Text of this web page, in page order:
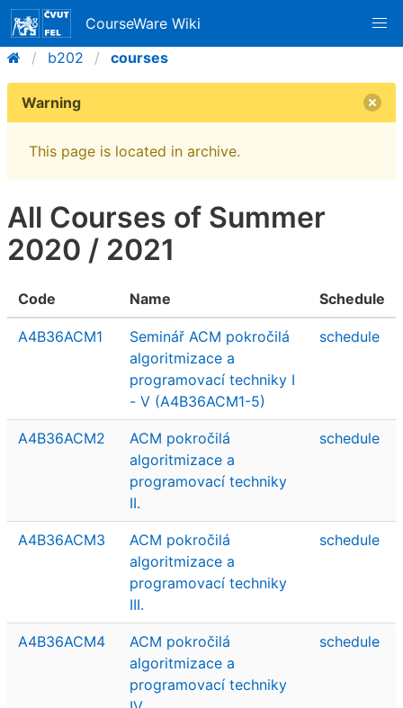
CourseWare Wiki
b202
courses
Warning
This page is located in archive.
All Courses of Summer
2020 / 2021
Code Name Schedule
A4B36ACM1
Seminář ACM pokročilá
algoritmizace a
programovací techniky I
- V (A4B36ACM1-5)
schedule
A4B36ACM2
ACM pokročilá
algoritmizace a
programovací techniky
II.
schedule
A4B36ACM3
ACM pokročilá
algoritmizace a
programovací techniky
III.
schedule
A4B36ACM4
ACM pokročilá
algoritmizace a
programovací techniky
schedule